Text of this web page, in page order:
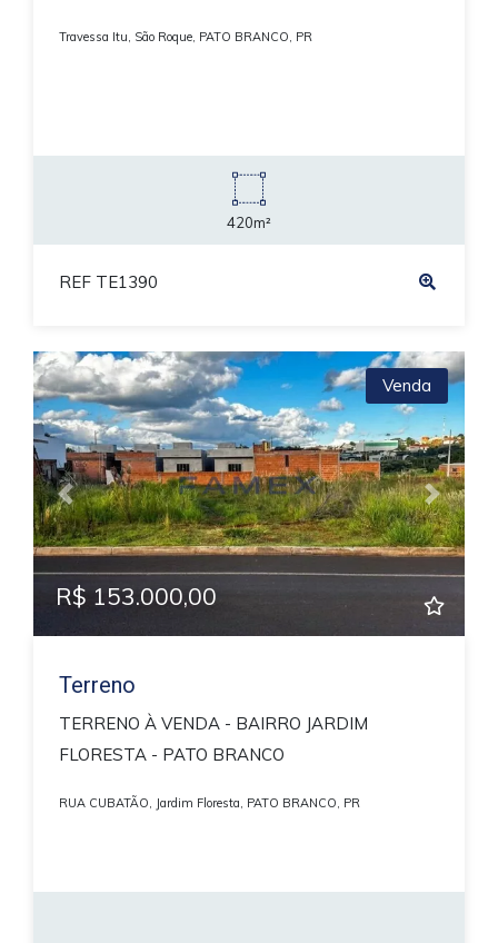
Travessa Itu, São Roque, PATO BRANCO, PR
420m²
REF TE1390
Previous Next
Venda
R$ 153.000,00
Terreno
TERRENO À VENDA - BAIRRO JARDIM
FLORESTA - PATO BRANCO
RUA CUBATÃO, Jardim Floresta, PATO BRANCO, PR